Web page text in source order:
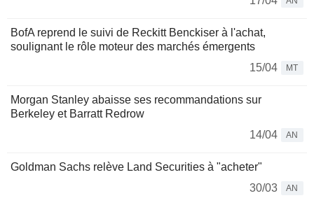
BofA reprend le suivi de Reckitt Benckiser à l'achat,
soulignant le rôle moteur des marchés émergents
15/04
MT
Morgan Stanley abaisse ses recommandations sur
Berkeley et Barratt Redrow
14/04
AN
Goldman Sachs relève Land Securities à "acheter"
30/03
AN